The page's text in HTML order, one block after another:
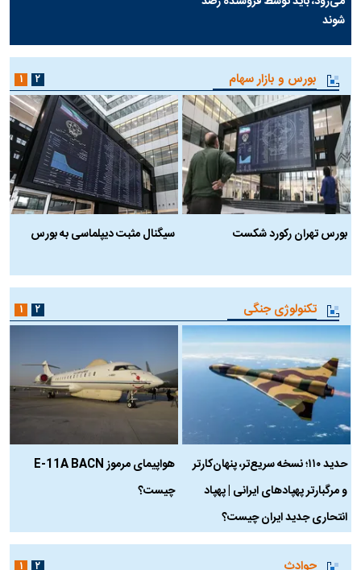
شوند
بورس و بازار سهام
بورس تهران رکورد شکست
سیگنال مثبت دیپلماسی به بورس
۱ ۲
تکنولوژی جنگی
حدید ۱۱۰؛ نسخه سریع‌تر، پنهان‌کارتر
و مرگبارتر پهپادهای ایرانی | پهپاد
انتحاری جدید ایران چیست؟
هواپیمای مرموز E-11A BACN
چیست؟
۱ ۲